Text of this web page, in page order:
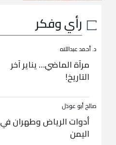
رأي وفكر
د. أحمد عبداللاه
مرآة الماضي… يناير آخر
التاريخ!
صالح أبو عوذل
أدوات الرياض وطهران في
اليمن